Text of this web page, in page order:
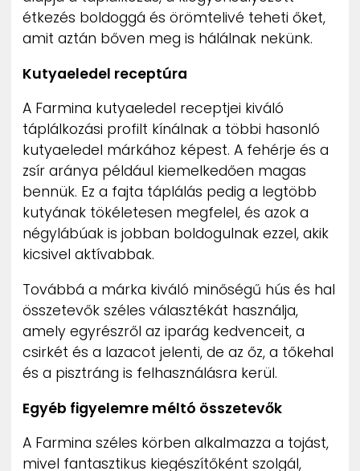
étkezés boldoggá és örömtelivé teheti őket,
amit aztán bőven meg is hálálnak nekünk.
Kutyaeledel receptúra
A Farmina kutyaeledel receptjei kiváló
táplálkozási profilt kínálnak a többi hasonló
kutyaeledel márkához képest. A fehérje és a
zsír aránya például kiemelkedően magas
bennük. Ez a fajta táplálás pedig a legtöbb
kutyának tökéletesen megfelel, és azok a
négylábúak is jobban boldogulnak ezzel, akik
kicsivel aktívabbak.
Továbbá a márka kiváló minőségű hús és hal
összetevők széles választékát használja,
amely egyrészről az iparág kedvenceit, a
csirkét és a lazacot jelenti, de az őz, a tőkehal
és a pisztráng is felhasználásra kerül.
Egyéb figyelemre méltó összetevők
A Farmina széles körben alkalmazza a tojást,
mivel fantasztikus kiegészítőként szolgál,